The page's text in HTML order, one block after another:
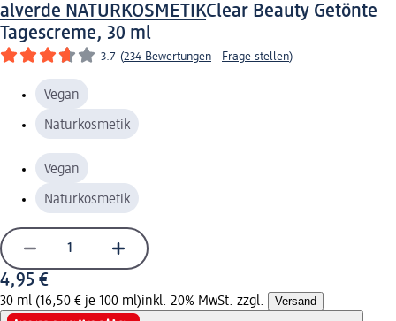
alverde NATURKOSMETIKClear Beauty Getönte
Tagescreme, 30 ml
3.7 (234 Bewertungen Frage stellen)
Vegan
Naturkosmetik
Vegan
Naturkosmetik
4,95 €
30 ml (16,50 € je 100 ml)inkl. 20% MwSt. zzgl. Versand